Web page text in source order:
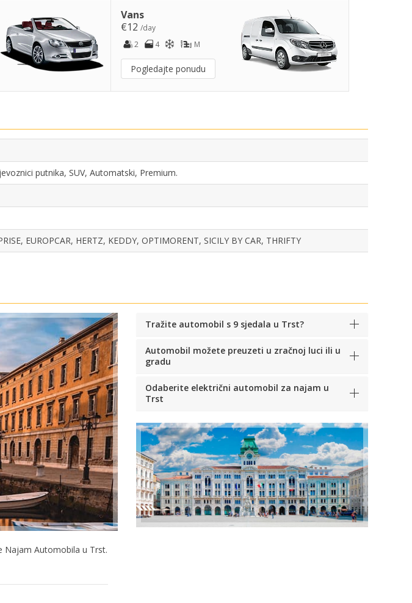
naših
Vans
€12 /day
2
4 M
Pogledajte ponudu
putnika, SUV, Automatski, Premium.
EUROPCAR, HERTZ, KEDDY, OPTIMORENT, SICILY BY CAR, THRIFTY
Najam Automobila u Trst.
Tražite automobil s 9 sjedala u Trst?
Automobil možete preuzeti u zračnoj luci ili u
gradu
Odaberite električni automobil za najam u
Trst